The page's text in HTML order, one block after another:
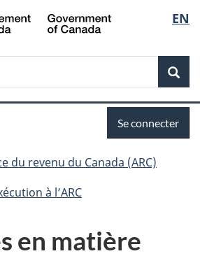
Passer
au
Passer
à
du
Passer
à
simplifiée
de
la
EN
connecter
Se connecter
du revenu du Canada (ARC)
à l’ARC
en matière